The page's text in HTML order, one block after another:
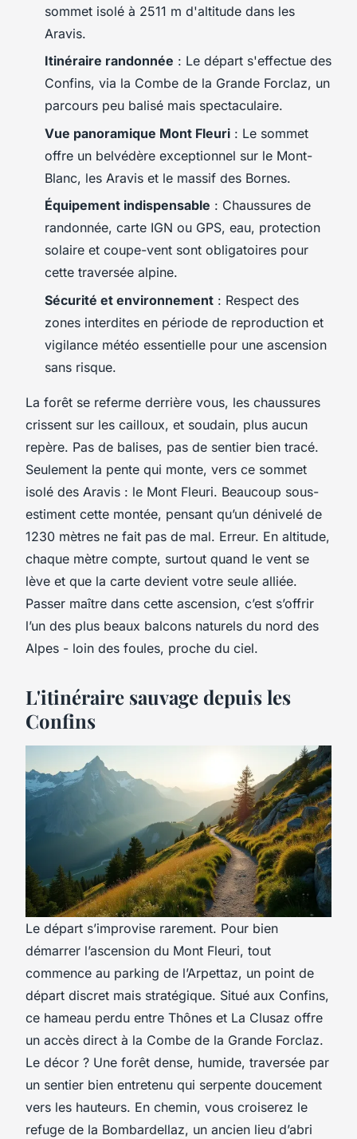
sommet isolé à 2511 m d'altitude dans les
Aravis.
Itinéraire randonnée : Le départ s'effectue des
Confins, via la Combe de la Grande Forclaz, un
parcours peu balisé mais spectaculaire.
Vue panoramique Mont Fleuri : Le sommet
offre un belvédère exceptionnel sur le Mont-
Blanc, les Aravis et le massif des Bornes.
Équipement indispensable : Chaussures de
randonnée, carte IGN ou GPS, eau, protection
solaire et coupe-vent sont obligatoires pour
cette traversée alpine.
Sécurité et environnement : Respect des
zones interdites en période de reproduction et
vigilance météo essentielle pour une ascension
sans risque.
La forêt se referme derrière vous, les chaussures
crissent sur les cailloux, et soudain, plus aucun
repère. Pas de balises, pas de sentier bien tracé.
Seulement la pente qui monte, vers ce sommet
isolé des Aravis : le Mont Fleuri. Beaucoup sous-
estiment cette montée, pensant qu’un dénivelé de
1230 mètres ne fait pas de mal. Erreur. En altitude,
chaque mètre compte, surtout quand le vent se
lève et que la carte devient votre seule alliée.
Passer maître dans cette ascension, c’est s’offrir
l’un des plus beaux balcons naturels du nord des
Alpes - loin des foules, proche du ciel.
L'itinéraire sauvage depuis les
Confins
Le départ s’improvise rarement. Pour bien
démarrer l’ascension du Mont Fleuri, tout
commence au parking de l’Arpettaz, un point de
départ discret mais stratégique. Situé aux Confins,
ce hameau perdu entre Thônes et La Clusaz offre
un accès direct à la Combe de la Grande Forclaz.
Le décor ? Une forêt dense, humide, traversée par
un sentier bien entretenu qui serpente doucement
vers les hauteurs. En chemin, vous croiserez le
refuge de la Bombardellaz, un ancien lieu d’abri